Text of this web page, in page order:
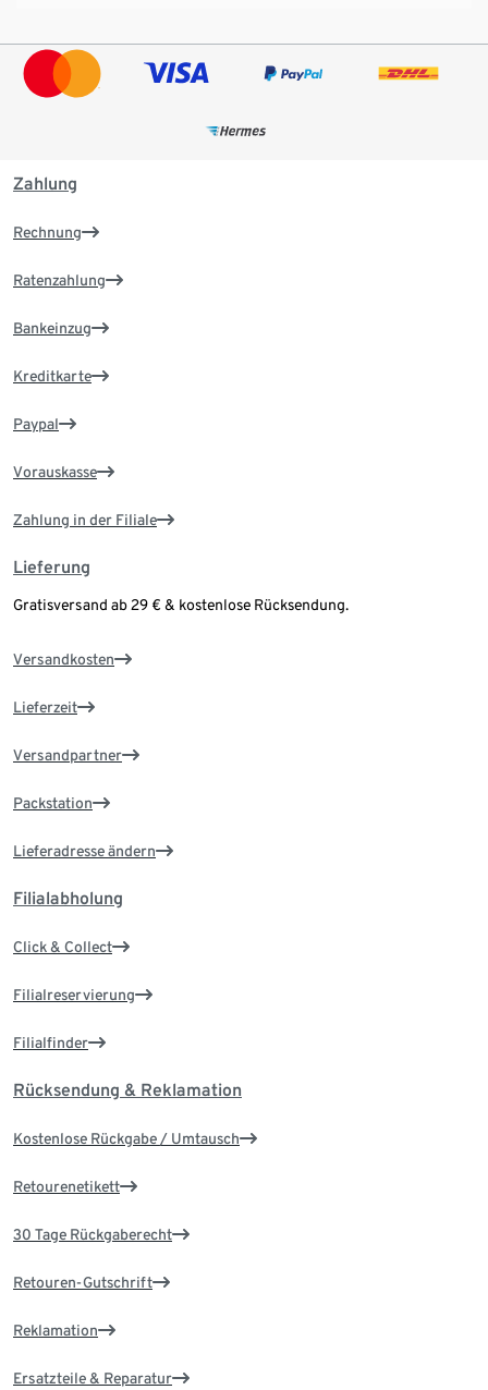
Zahlung
Rechnung
Ratenzahlung
Bankeinzug
Kreditkarte
Paypal
Vorauskasse
Zahlung in der Filiale
Lieferung
Gratisversand ab 29 € & kostenlose Rücksendung.
Versandkosten
Lieferzeit
Versandpartner
Packstation
Lieferadresse ändern
Filialabholung
Click & Collect
Filialreservierung
Filialfinder
Rücksendung & Reklamation
Kostenlose Rückgabe / Umtausch
Retourenetikett
30 Tage Rückgaberecht
Retouren-Gutschrift
Reklamation
Ersatzteile & Reparatur